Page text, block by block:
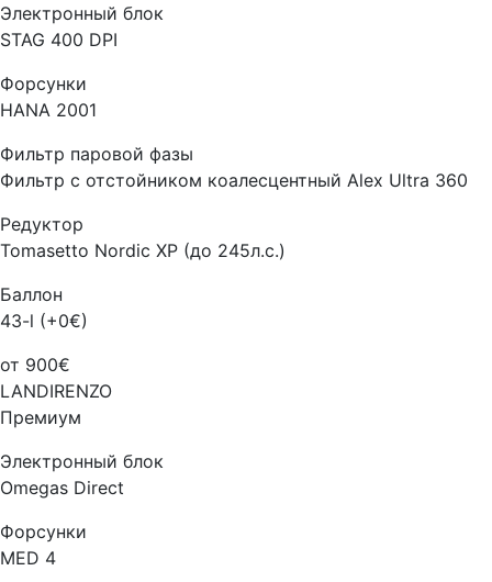
Электронный блок
STAG 400 DPI
Форсунки
HANA 2001
Фильтр паровой фазы
Фильтр с отстойником коалесцентный Alex Ultra 360
Редуктор
Tomasetto Nordic XP (до 245л.с.)
Баллон
43-l (+0€)
от 900€
LANDIRENZO
Премиум
Электронный блок
Omegas Direct
Форсунки
MED 4